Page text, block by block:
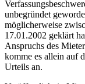
unbegründet
möglicherweise
17.01.2002 geklärt
Anspruchs des
komme es allein auf
Urteils an.